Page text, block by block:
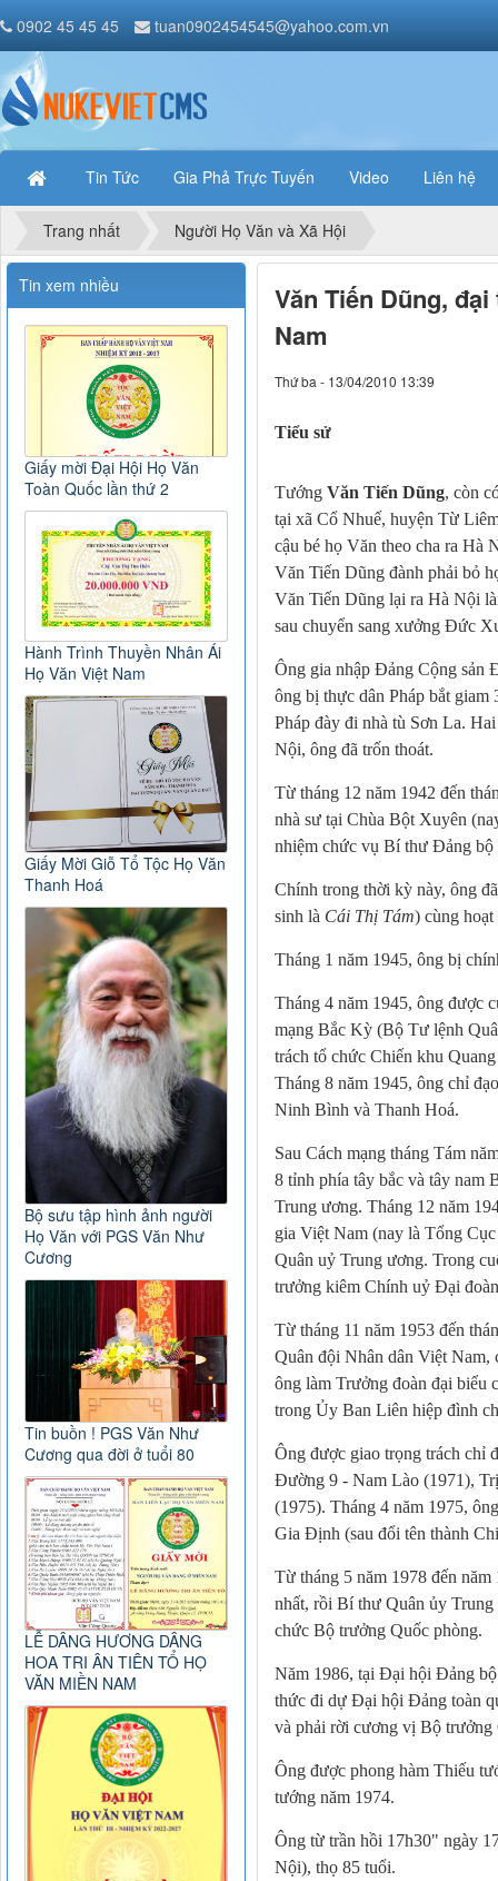
0902 45 45 45 tuan0902454545@yahoo.com.vn
Tin Tức Gia Phả Trực Tuyến Video Liên hệ
Trang nhất Người Họ Văn và Xã Hội
Văn Tiến Dũng,
Nam
Thứ ba - 13/04/2010 13:39
Tiểu sử
Tướng Văn Tiến Dũng, còn
tại xã Cổ Nhuế, huyện Từ
cậu bé họ Văn theo cha ra Hà
Văn Tiến Dũng đành phải bỏ
Văn Tiến Dũng lại ra Hà Nội
sau chuyển sang xưởng Đức
Ông gia nhập Đảng Cộng sản
ông bị thực dân Pháp bắt
Pháp đày đi nhà tù Sơn La.
Nội, ông đã trốn thoát.
Từ tháng 12 năm 1942 đến
nhà sư tại Chùa Bột Xuyên
nhiệm chức vụ Bí thư Đảng
Chính trong thời kỳ này, ông
sinh là Cái Thị Tám) cùng hoạt
Tháng 1 năm 1945, ông bị
Tháng 4 năm 1945, ông được
mạng Bắc Kỳ (Bộ Tư lệnh
trách tổ chức Chiến khu
Tháng 8 năm 1945, ông chỉ
Ninh Bình và Thanh Hoá.
Sau Cách mạng tháng Tám
8 tỉnh phía tây bắc và tây nam
Trung ương. Tháng 12 năm
gia Việt Nam (nay là Tổng
Quân uỷ Trung ương. Trong
trưởng kiêm Chính uỷ Đại
Từ tháng 11 năm 1953 đến
Quân đội Nhân dân Việt Nam,
ông làm Trưởng đoàn đại biểu
trong Ủy Ban Liên hiệp đình
Ông được giao trọng trách chỉ
Đường 9 - Nam Lào (1971),
(1975). Tháng 4 năm 1975,
Gia Định (sau đổi tên thành
Từ tháng 5 năm 1978 đến
nhất, rồi Bí thư Quân ủy
chức Bộ trưởng Quốc phòng.
Năm 1986, tại Đại hội Đảng
thức đi dự Đại hội Đảng toàn
và phải rời cương vị Bộ trưởng
Ông được phong hàm Thiếu
tướng năm 1974.
Ông từ trần hồi 17h30" ngày
Nội), thọ 85 tuổi.
Tin xem nhiều
Giấy mời Đại Hội Họ Văn
Toàn Quốc lần thứ 2
Hành Trình Thuyền Nhân Ái
Họ Văn Việt Nam
Giấy Mời Giỗ Tổ Tộc Họ Văn
Thanh Hoá
Bộ sưu tập hình ảnh người
Họ Văn với PGS Văn Như
Cương
Tin buồn ! PGS Văn Như
Cương qua đời ở tuổi 80
LỄ DÂNG HƯƠNG DÂNG
HOA TRI ÂN TIÊN TỔ HỌ
VĂN MIỀN NAM